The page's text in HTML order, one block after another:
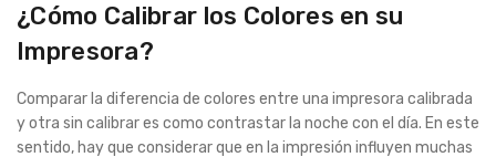
¿Cómo Calibrar los Colores en su
Impresora?
Comparar la diferencia de colores entre una impresora calibrada
y otra sin calibrar es como contrastar la noche con el día. En este
sentido, hay que considerar que en la impresión influyen muchas